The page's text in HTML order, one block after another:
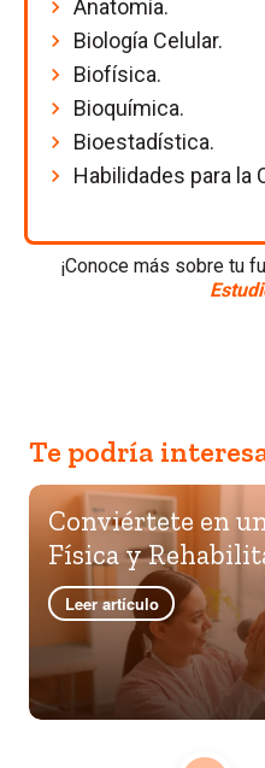
Anatomía.
Biología Celular.
Biofísica.
Bioquímica.
Bioestadística.
Habilidades para la
¡Conoce más sobre tu
Te podría
Conviértete en
Física y
Leer artículo